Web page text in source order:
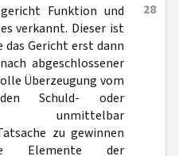
28
Funktion und
verkannt. Dieser ist
das Gericht erst dann
abgeschlossener
Überzeugung vom
Schuld- oder
unmittelbar
zu gewinnen
Elemente der